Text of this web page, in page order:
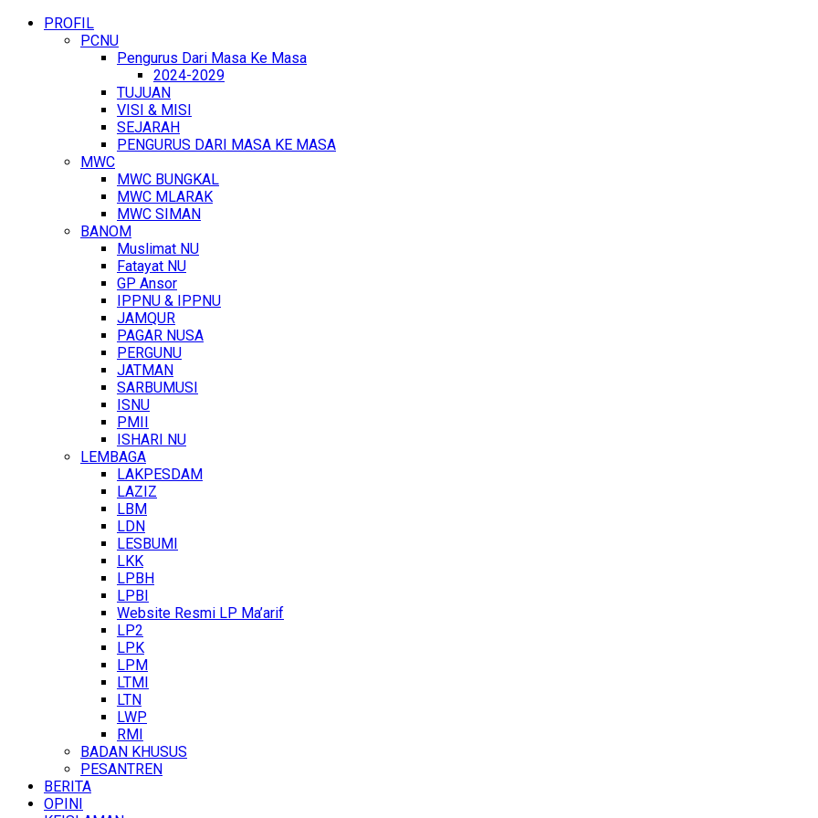
PROFIL
PCNU
Pengurus Dari Masa Ke Masa
2024-2029
TUJUAN
VISI & MISI
SEJARAH
PENGURUS DARI MASA KE MASA
MWC
MWC BUNGKAL
MWC MLARAK
MWC SIMAN
BANOM
Muslimat NU
Fatayat NU
GP Ansor
IPPNU & IPPNU
JAMQUR
PAGAR NUSA
PERGUNU
JATMAN
SARBUMUSI
ISNU
PMII
ISHARI NU
LEMBAGA
LAKPESDAM
LAZIZ
LBM
LDN
LESBUMI
LKK
LPBH
LPBI
Website Resmi LP Ma’arif
LP2
LPK
LPM
LTMI
LTN
LWP
RMI
BADAN KHUSUS
PESANTREN
BERITA
OPINI